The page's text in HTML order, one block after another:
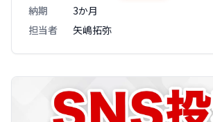
納期
3か月
担当者
矢嶋拓弥